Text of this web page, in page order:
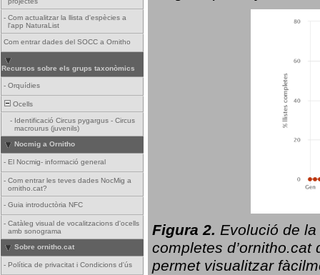
- Com actualitzar la llista d'espècies a
l'app NaturaList
Com entrar dades del SOCC a Ornitho
Recursos sobre els grups taxonòmics
- Orquídies
Ocells
- Identificació Circus pygargus - Circus
macrourus (juvenils)
Nocmig a Ornitho
- El Nocmig- informació general
- Com entrar les teves dades NocMig a
ornitho.cat?
- Guia introductòria NFC
- Catàleg visual de vocalitzacions d'ocells
amb sonograma
Sobre ornitho.cat
- Política de privacitat i Condicions d'ús
Figura 2. Evolució de la
completes d’ornitho.cat
permet visualitzar